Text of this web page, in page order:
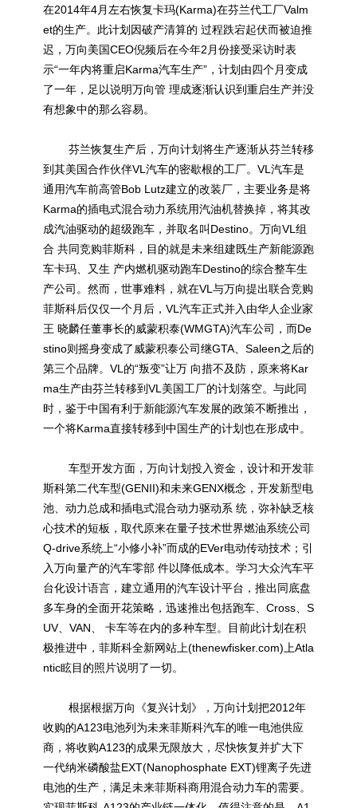
在2014年4月左右恢复卡玛(Karma)在芬兰代工厂Valm
et的生产。此计划因破产清算的 过程跌宕起伏而被迫推
迟，万向美国CEO倪频后在今年2月份接受采访时表
示“一年内将重启Karma汽车生产”，计划由四个月变成
了一年，足以说明万向管 理成逐渐认识到重启生产并没
有想象中的那么容易。
芬兰恢复生产后，万向计划将生产逐渐从芬兰转移
到其美国合作伙伴VL汽车的密歇根的工厂。VL汽车是
通用汽车前高管Bob Lutz建立的改装厂，主要业务是将
Karma的插电式混合动力系统用汽油机替换掉，将其改
成汽油驱动的超级跑车，并取名叫Destino。万向VL组
合 共同竞购菲斯科，目的就是未来组建既生产新能源跑
车卡玛、又生 产内燃机驱动跑车Destino的综合整车生
产公司。然而，世事难料，就在VL与万向提出联合竞购
菲斯科后仅仅一个月后，VL汽车正式并入由华人企业家
王 晓麟任董事长的威蒙积泰(WMGTA)汽车公司，而De
stino则摇身变成了威蒙积泰公司继GTA、Saleen之后的
第三个品牌。VL的“叛变”让万 向措不及防，原来将Kar
ma生产由芬兰转移到VL美国工厂的计划落空。与此同
时，鉴于中国有利于新能源汽车发展的政策不断推出，
一个将Karma直接转移到中国生产的计划也在形成中。
车型开发方面，万向计划投入资金，设计和开发菲
斯科第二代车型(GENII)和未来GENX概念，开发新型电
池、动力总成和插电式混合动力驱动系 统，弥补缺乏核
心技术的短板，取代原来在量子技术世界燃油系统公司
Q-drive系统上“小修小补”而成的EVer电动传动技术；引
入万向量产的汽车零部 件以降低成本。学习大众汽车平
台化设计语言，建立通用的汽车设计平台，推出同底盘
多车身的全面开花策略，迅速推出包括跑车、Cross、S
UV、VAN、 卡车等在内的多种车型。目前此计划在积
极推进中，菲斯科全新网站上(thenewfisker.com)上Atla
ntic眩目的照片说明了一切。
根据根据万向《复兴计划》，万向计划把2012年
收购的A123电池列为未来菲斯科汽车的唯一电池供应
商，将收购A123的成果无限放大，尽快恢复并扩大下
一代纳米磷酸盐EXT(Nanophosphate EXT)锂离子先进
电池的生产，满足未来菲斯科商用混合动力车的需要。